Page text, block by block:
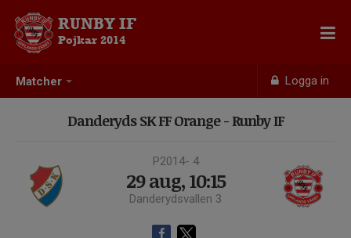
Matcher Logga in
RUNBY IF
Pojkar 2014
Danderyds SK FF Orange - Runby IF
P2014- 4
29 aug, 10:15
Danderydsvallen 3